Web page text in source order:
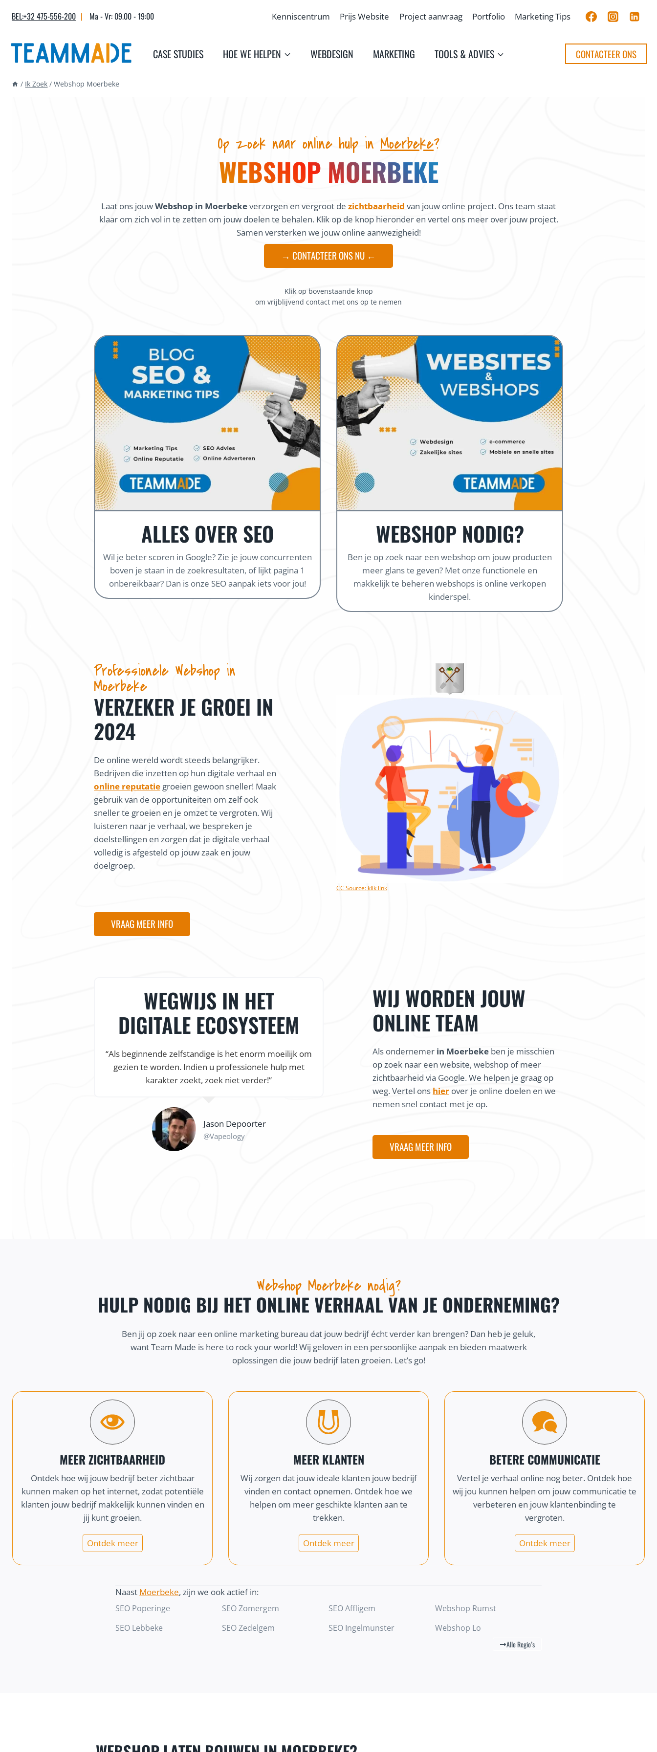
content
BEL:+32 475-556-200 | Ma - Vr: 09.00 - 19:00 Kenniscentrum Prijs Website Project aanvraag Portfolio Marketing Tips
CASE STUDIES HOE WE HELPEN WEBDESIGN MARKETING TOOLS & ADVIES CONTACTEER ONS
/ Ik Zoek / Webshop Moerbeke
Op zoek naar online hulp in Moerbeke?
WEBSHOP MOERBEKE
Laat ons jouwWebshop in Moerbekeverzorgen en vergroot de zichtbaarheid van jouw online project. Ons team staat
klaar om zich vol in te zetten om jouw doelen te behalen. Klik op de knop hieronder en vertel ons meer over jouw project.
Samen versterken we jouw online aanwezigheid!
→ CONTACTEER ONS NU ←
Klik op bovenstaande knop
om vrijblijvend contact met ons op te nemen
ALLES OVER SEO
Wil je beter scoren in Google? Zie je jouw concurrenten
boven je staan in de zoekresultaten, of lijkt pagina 1
onbereikbaar? Dan is onze SEO aanpak iets voor jou!
WEBSHOP NODIG?
Ben je op zoek naar een webshop om jouw producten
meer glans te geven? Met onze functionele en
makkelijk te beheren webshops is online verkopen
kinderspel.
Professionele Webshop in
Moerbeke
VERZEKER JE GROEI IN
2024
De online wereld wordt steeds belangrijker.
Bedrijven die inzetten op hun digitale verhaal en
online reputatie groeien gewoon sneller! Maak
gebruik van de opportuniteiten om zelf ook
sneller te groeien en je omzet te vergroten. Wij
luisteren naar je verhaal, we bespreken je
doelstellingen en zorgen dat je digitale verhaal
volledig is afgesteld op jouw zaak en jouw
doelgroep.
VRAAG MEER INFO
CC Source: klik link
WEGWIJS IN HET
DIGITALE ECOSYSTEEM
“Als beginnende zelfstandige is het enorm moeilijk om
gezien te worden. Indien u professionele hulp met
karakter zoekt, zoek niet verder!”
Jason Depoorter
@Vapeology
VLOTTE START & HEEL
VEEL ONDERSTEUNING
“Dankzij de snelle en vlotte samenwerking was onze
webshop al online, nog voor onze fietsenwinkel af was.
Een vlotte online start en heel veel ondersteuning,
kortom alles waar een startup van droomt.”
Maarten
WIJ WORDEN JOUW
ONLINE TEAM
Als ondernemer in Moerbeke ben je misschien
op zoek naar een website, webshop of meer
zichtbaarheid via Google. We helpen je graag op
weg. Vertel ons hier over je online doelen en we
nemen snel contact met je op.
VRAAG MEER INFO
Webshop Moerbeke nodig?
HULP NODIG BIJ HET ONLINE VERHAAL VAN JE ONDERNEMING?
Ben jij op zoek naar een online marketing bureau dat jouw bedrijf écht verder kan brengen? Dan heb je geluk,
want Team Made is here to rock your world! Wij geloven in een persoonlijke aanpak en bieden maatwerk
oplossingen die jouw bedrijf laten groeien. Let’s go!
MEER ZICHTBAARHEID
Ontdek hoe wij jouw bedrijf beter zichtbaar
kunnen maken op het internet, zodat potentiële
klanten jouw bedrijf makkelijk kunnen vinden en
jij kunt groeien.
Ontdek meer
MEER KLANTEN
Wij zorgen dat jouw ideale klanten jouw bedrijf
vinden en contact opnemen. Ontdek hoe we
helpen om meer geschikte klanten aan te
trekken.
Ontdek meer
BETERE COMMUNICATIE
Vertel je verhaal online nog beter. Ontdek hoe
wij jou kunnen helpen om jouw communicatie te
verbeteren en jouw klantenbinding te
vergroten.
Ontdek meer
Naast Moerbeke, zijn we ook actief in:
SEO Poperinge SEO Zomergem SEO Affligem
Webshop Rumst
SEO Lebbeke
SEO Zedelgem SEO Ingelmunster Webshop Lo
Alle Regio’s